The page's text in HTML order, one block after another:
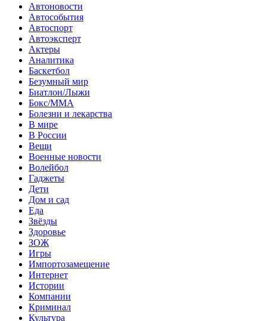
Автоновости
Автособытия
Автоспорт
Автоэксперт
Актеры
Аналитика
Баскетбол
Безумный мир
Биатлон/Лыжи
Бокс/MMA
Болезни и лекарства
В мире
В России
Вещи
Военные новости
Волейбол
Гаджеты
Дети
Дом и сад
Еда
Звёзды
Здоровье
ЗОЖ
Игры
Импортозамещение
Интернет
Истории
Компании
Криминал
Культура